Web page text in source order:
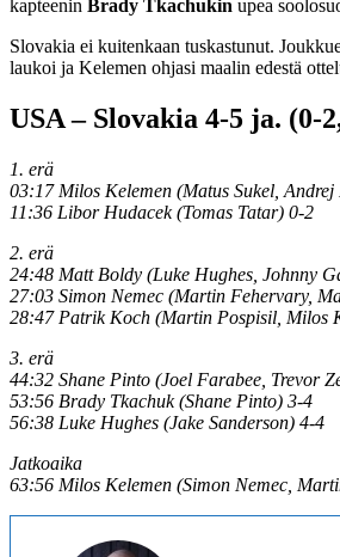
kapteenin Brady Tkachukin upea
Slovakia ei kuitenkaan tuskastunut.
laukoi ja Kelemen ohjasi maalin edestä
USA – Slovakia 4-5 ja. (0-
1. erä
03:17 Milos Kelemen (Matus Sukel,
11:36 Libor Hudacek (Tomas Tatar) 0-2
2. erä
24:48 Matt Boldy (Luke Hughes, Johnny
27:03 Simon Nemec (Martin Fehervary,
28:47 Patrik Koch (Martin Pospisil, Milos
3. erä
44:32 Shane Pinto (Joel Farabee, Trevor
53:56 Brady Tkachuk (Shane Pinto) 3-4
56:38 Luke Hughes (Jake Sanderson) 4-4
Jatkoaika
63:56 Milos Kelemen (Simon Nemec,